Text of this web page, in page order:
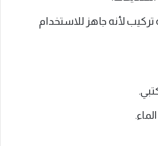
لأنه جاهز للاستخدام